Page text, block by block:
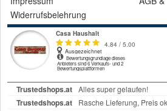
Widerrufsbelehrung